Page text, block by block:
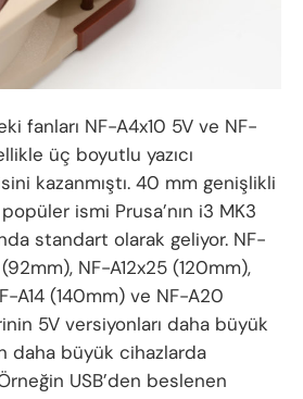
fanları NF-A4x10 5V ve NF-
üç boyutlu yazıcı
kazanmıştı. 40 mm genişlikli
ismi Prusa’nın i3 MK3
standart olarak geliyor. NF-
NF-A12x25 (120mm),
A14 (140mm) ve NF-A20
5V versiyonları daha büyük
daha büyük cihazlarda
USB’den beslenen